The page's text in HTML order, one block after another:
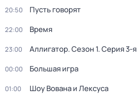
20:50 Пусть говорят
22:00 Время
23:00 Аллигатор. Сезон 1. Серия 3-я
00:00 Большая игра
01:00 Шоу Вована и Лексуса